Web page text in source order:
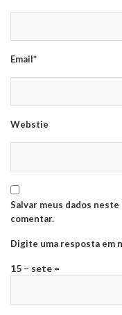
Email*
Webstie
Salvar meus dados
comentar.
Digite uma resposta em
15 − sete =